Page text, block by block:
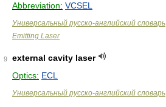
Abbreviation: VCSEL
Универсальный русско-английский словарь
Emitting Laser
9
external cavity laser
Optics: ECL
Универсальный русско-английский словарь